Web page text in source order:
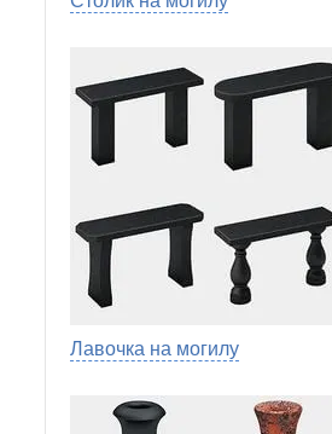
Лавочка на могилу